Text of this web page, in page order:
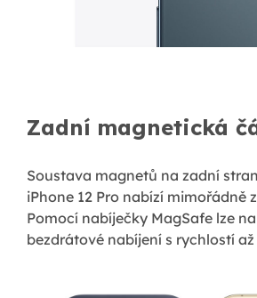
Zadní magnetická
Soustava magnetů na zadní
iPhone 12 Pro nabízí mimořádně
Pomocí nabíječky MagSafe lze
bezdrátové nabíjení s rychlostí až